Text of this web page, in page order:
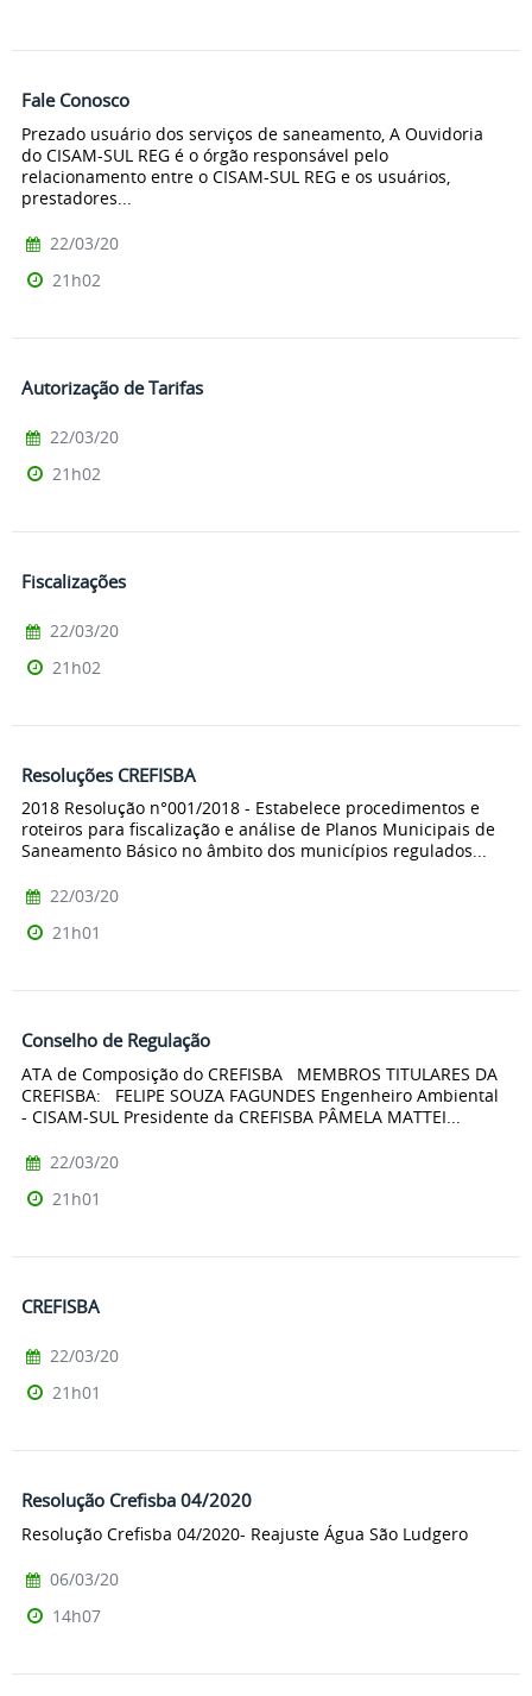
Fale Conosco
Prezado usuário dos serviços de saneamento, A Ouvidoria
do CISAM-SUL REG é o órgão responsável pelo
relacionamento entre o CISAM-SUL REG e os usuários,
prestadores...
22/03/20
21h02
Autorização de Tarifas
22/03/20
21h02
Fiscalizações
22/03/20
21h02
Resoluções CREFISBA
2018 Resolução n°001/2018 - Estabelece procedimentos e
roteiros para fiscalização e análise de Planos Municipais de
Saneamento Básico no âmbito dos municípios regulados...
22/03/20
21h01
Conselho de Regulação
ATA de Composição do CREFISBA MEMBROS TITULARES DA
CREFISBA: FELIPE SOUZA FAGUNDES Engenheiro Ambiental
- CISAM-SUL Presidente da CREFISBA PÂMELA MATTEI...
22/03/20
21h01
CREFISBA
22/03/20
21h01
Resolução Crefisba 04/2020
Resolução Crefisba 04/2020- Reajuste Água São Ludgero
06/03/20
14h07